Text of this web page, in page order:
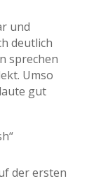
und
deutlich
sprechen
Umso
gut
der ersten